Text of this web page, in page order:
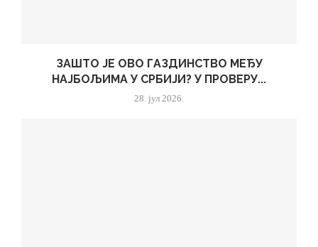
ЗАШТО ЈЕ ОВО ГАЗДИНСТВО МЕЂУ
НАЈБОЉИМА У СРБИЈИ? У ПРОВЕРУ...
28. јул 2026.